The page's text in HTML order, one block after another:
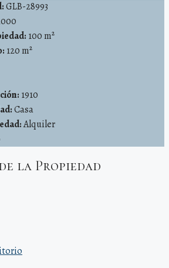
GLB-28993
100 m²
120 m²
1910
Casa
Alquiler
la Propiedad